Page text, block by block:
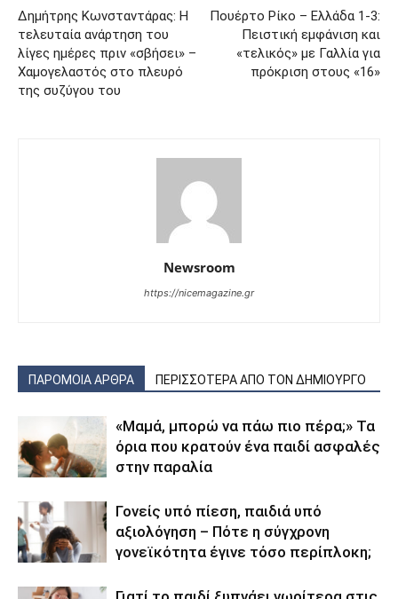
Δημήτρης Κωνσταντάρας: Η
τελευταία ανάρτηση του
λίγες ημέρες πριν «σβήσει» –
Χαμογελαστός στο πλευρό
της συζύγου του
Πουέρτο Ρίκο – Ελλάδα 1-3:
Πειστική εμφάνιση και
«τελικός» με Γαλλία για
πρόκριση στους «16»
Newsroom
https://nicemagazine.gr
ΠΑΡΟΜΟΙΑ ΑΡΘΡΑ ΠΕΡΙΣΣΟΤΕΡΑ ΑΠΟ ΤΟΝ ΔΗΜΙΟΥΡΓΟ
«Μαμά, μπορώ να πάω πιο πέρα;» Τα
όρια που κρατούν ένα παιδί ασφαλές
στην παραλία
Γονείς υπό πίεση, παιδιά υπό
αξιολόγηση – Πότε η σύγχρονη
γονεϊκότητα έγινε τόσο περίπλοκη;